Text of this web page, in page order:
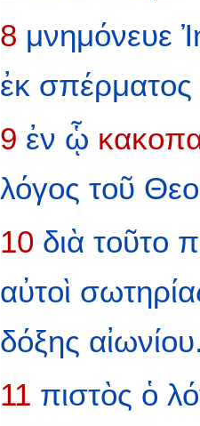
8 μνημόνευε
ἐκ σπέρματος
9 ἐν ᾧ
λόγος τοῦ
10 διὰ τοῦτο
αὐτοὶ
δόξης
11 πιστὸς ὁ